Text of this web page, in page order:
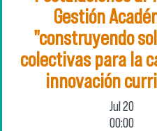
Gestión
"construyendo
colectivas para la
innovación
Jul20
00:00